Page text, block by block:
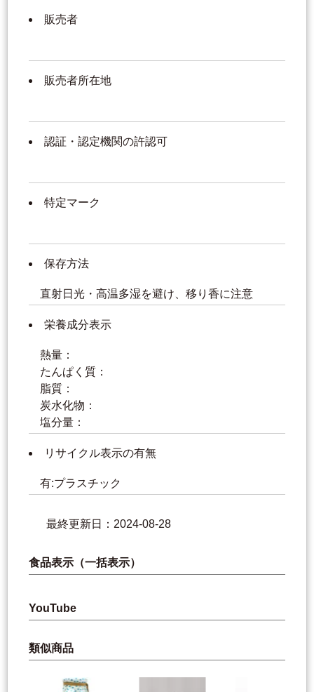
販売者
販売者所在地
認証・認定機関の許認可
特定マーク
保存方法
直射日光・高温多湿を避け、移り香に注意
栄養成分表示
熱量：
たんぱく質：
脂質：
炭水化物：
塩分量：
リサイクル表示の有無
有:プラスチック
最終更新日：2024-08-28
食品表示（一括表示）
YouTube
類似商品